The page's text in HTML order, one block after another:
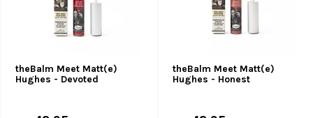
theBalm Meet Matt(e)
Hughes - Devoted
theBalm Meet Matt(e)
Hughes - Honest